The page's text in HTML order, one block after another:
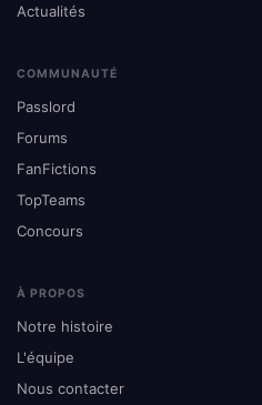
Actualités
COMMUNAUTÉ
Passlord
Forums
FanFictions
TopTeams
Concours
À PROPOS
Notre histoire
L'équipe
Nous contacter